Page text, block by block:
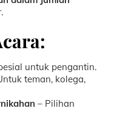
untuk pengantin.
teman, kolega,
– Pilihan